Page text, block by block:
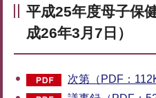
平成25年度母子保
成26年3月7日）
次第（PDF：